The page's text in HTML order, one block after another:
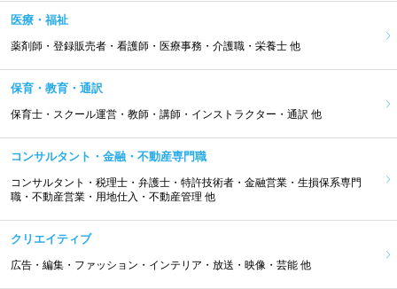
医療・福祉
薬剤師・登録販売者・看護師・医療事務・介護職・栄養士 他
保育・教育・通訳
保育士・スクール運営・教師・講師・インストラクター・通訳 他
コンサルタント・金融・不動産専門職
コンサルタント・税理士・弁護士・特許技術者・金融営業・生損保系専門
職・不動産営業・用地仕入・不動産管理 他
クリエイティブ
広告・編集・ファッション・インテリア・放送・映像・芸能 他